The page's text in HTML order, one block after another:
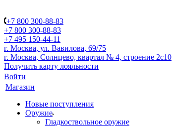
+7 800 300-88-83
+7 800 300-88-83
+7 495 150-44-11
г. Москва, ул. Вавилова, 69/75
г. Москва, Солнцево, квартал № 4, строение 2с10
Получить карту лояльности
Войти
Магазин
Новые поступления
Оружие
Гладкоствольное оружие